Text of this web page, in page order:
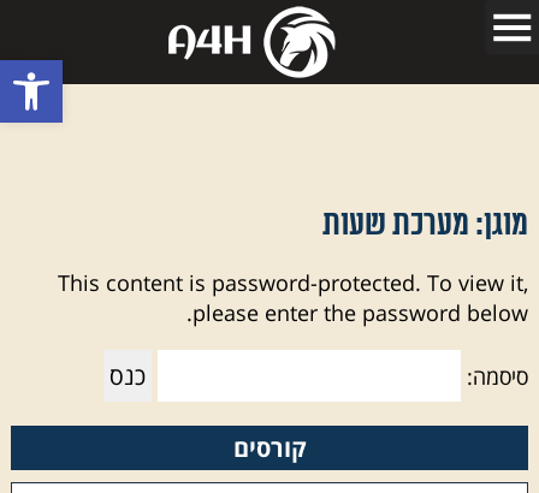
פתח
קורסים
מוגן: מערכת שעות
This content is password-protected. To view it,
please enter the password below.
סיסמה: